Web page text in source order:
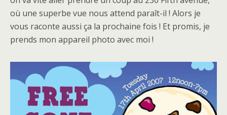
où une superbe vue nous attend paraît-il ! Alors je
vous raconte aussi ça la prochaine fois ! Et promis, je
prends mon appareil photo avec moi !